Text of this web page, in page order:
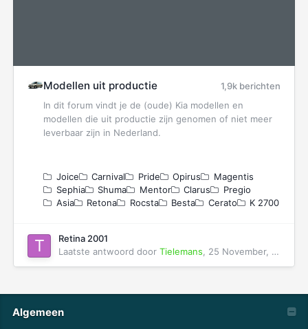
Modellen uit productie
1,9k berichten
In dit forum vindt je de (oude) Kia modellen en
modellen die uit productie zijn genomen of niet meer
leverbaar zijn in Nederland.
Joice Carnival Pride Opirus
Magentis
Sephia
Shuma Mentor Clarus
Pregio
Asia
Retona Rocsta Besta Cerato K 2700
Retina 2001
Laatste antwoord door Tielemans 25 November, 2024
Algemeen